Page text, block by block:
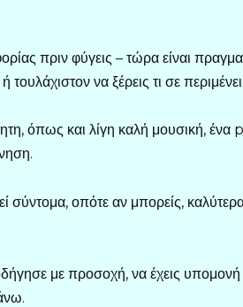
πριν φύγεις – τώρα είναι
τουλάχιστον να ξέρεις τι σε περιμένει.
όπως και λίγη καλή μουσική,
οπότε αν μπορείς, καλύτερα
με προσοχή, να έχεις